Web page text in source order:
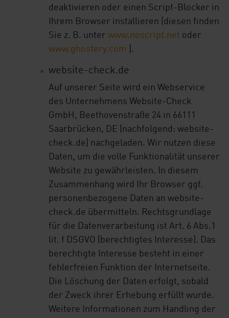
deaktivieren oder einen Script-Blocker in
Ihrem Browser installieren (diesen finden
Sie z. B. unter www.noscript.net oder
www.ghostery.com
).
website-check.de
Auf unserer Seite wird ein Webservice
des Unternehmens Website-Check
GmbH, Beethovenstraße 24 in 66111
Saarbrücken, DE (nachfolgend: website-
check.de) nachgeladen. Wir nutzen diese
Daten, um die volle Funktionalität unserer
Website zu gewährleisten. In diesem
Zusammenhang wird Ihr Browser ggf.
personenbezogene Daten an website-
check.de übermitteln. Rechtsgrundlage
für die Datenverarbeitung ist Art. 6 Abs.1
lit. f DSGVO (berechtigtes Interesse). Das
berechtigte Interesse besteht in einer
fehlerfreien Funktion der Internetseite.
Die Löschung der Daten erfolgt, sobald
der Zweck ihrer Erhebung erfüllt wurde.
Weitere Informationen zum Handling der